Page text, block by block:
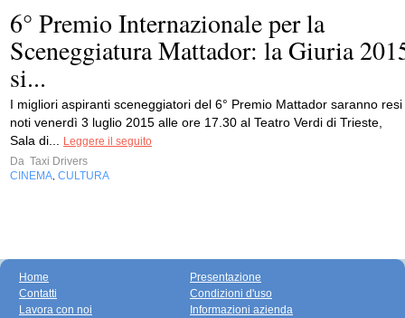
6° Premio Internazionale per la
Sceneggiatura Mattador: la Giuria
si...
I migliori aspiranti sceneggiatori del 6° Premio Mattador saranno resi
noti venerdì 3 luglio 2015 alle ore 17.30 al Teatro Verdi di Trieste,
Sala di...
Leggere il seguito
Da Taxi Drivers
CINEMA CULTURA
Home
Contatti
Lavora con noi
Presentazione
Condizioni d'uso
Informazioni azienda